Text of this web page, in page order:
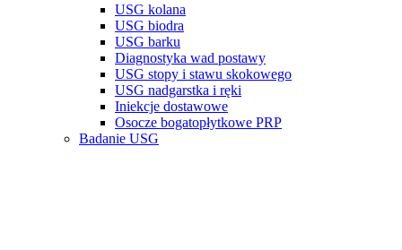
USG kolana
USG biodra
USG barku
Diagnostyka wad postawy
USG stopy i stawu skokowego
USG nadgarstka i ręki
Iniekcje dostawowe
Osocze bogatopłytkowe PRP
Badanie USG